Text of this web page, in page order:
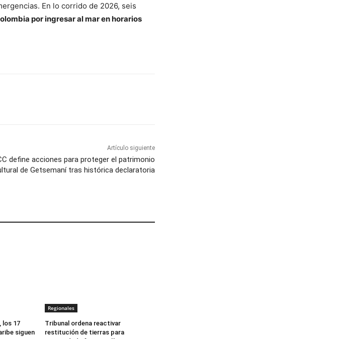
En lo corrido de 2026, seis
por ingresar al mar en horarios
Artículo siguiente
define acciones para proteger el patrimonio
de Getsemaní tras histórica declaratoria
los 17
siguen
Regionales
Tribunal ordena reactivar
restitución de tierras para